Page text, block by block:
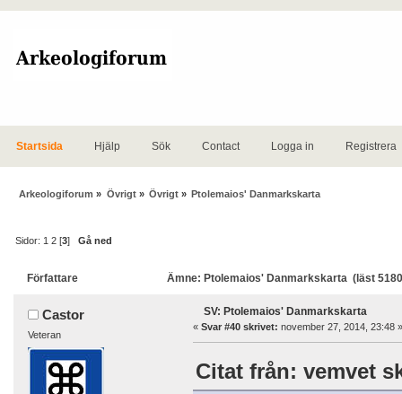
Startsida Hjälp Sök Contact Logga in Registrera
Arkeologiforum » Övrigt» Övrigt» Ptolemaios' Danmarkskarta
Sidor: 1 2 [3]Gå ned
Författare Ämne: Ptolemaios' Danmarkskarta (läst
Castor
Veteran
SV: Ptolemaios' Danmarkskarta
« Svar #40 skrivet: november 27, 2014, 23:48 »
Citat från: vemvet